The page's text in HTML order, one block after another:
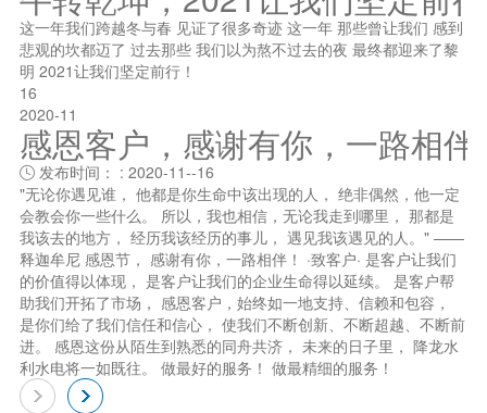
这一年我们跨越冬与春 见证了很多奇迹 这一年 那些曾让我们 感到
悲观的坎都迈了 过去那些 我们以为熬不过去的夜 最终都迎来了黎
明 2021让我们坚定前行！
16
2020-11
感恩客户，感谢有你，一路相伴
发布时间： : 2020-11--16
"无论你遇见谁， 他都是你生命中该出现的人， 绝非偶然，他一定
会教会你一些什么。 所以，我也相信，无论我走到哪里， 那都是
我该去的地方， 经历我该经历的事儿， 遇见我该遇见的人。" ——
释迦牟尼 感恩节， 感谢有你，一路相伴！ ·致客户· 是客户让我们
的价值得以体现， 是客户让我们的企业生命得以延续。 是客户帮
助我们开拓了市场， 感恩客户，始终如一地支持、信赖和包容，
是你们给了我们信任和信心， 使我们不断创新、不断超越、不断前
进。 感恩这份从陌生到熟悉的同舟共济， 未来的日子里， 降龙水
利水电将一如既往。 做最好的服务！ 做最精细的服务！